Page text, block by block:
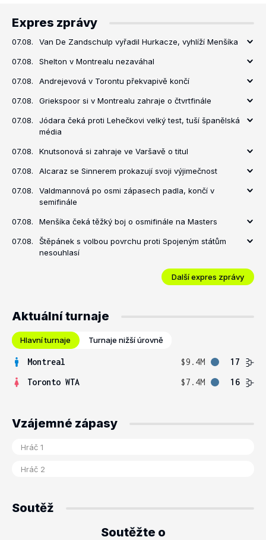
Expres zprávy
07.08. Van De Zandschulp vyřadil Hurkacze, vyhlíží Menšíka
07.08. Shelton v Montrealu nezaváhal
07.08. Andrejevová v Torontu překvapivě končí
07.08. Griekspoor si v Montrealu zahraje o čtvrtfinále
07.08.
Jódara čeká proti Lehečkovi velký test, tuší španělská
média
07.08. Knutsonová si zahraje ve Varšavě o titul
07.08. Alcaraz se Sinnerem prokazují svoji výjimečnost
07.08.
Valdmannová po osmi zápasech padla, končí v
semifinále
07.08. Menšíka čeká těžký boj o osmifinále na Masters
07.08.
Štěpánek s volbou povrchu proti Spojeným státům
nesouhlasí
Další expres zprávy
Aktuální turnaje
Hlavní turnaje Turnaje nižší úrovně
Montreal $9.4M
17
Toronto WTA
$7.4M 16
Vzájemné zápasy
Soutěž
Soutěžte o